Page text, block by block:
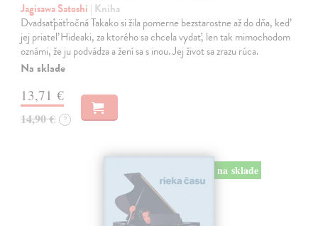
Jagisawa Satoshi | Kniha
Dvadsaťpäťročná Takako si žila pomerne bezstarostne až do dňa, keď
jej priateľ Hideaki, za ktorého sa chcela vydať, len tak mimochodom
oznámi, že ju podvádza a žení sa s inou. Jej život sa zrazu rúca.
Na sklade
13,71 €
14,90 € ?
na sklade